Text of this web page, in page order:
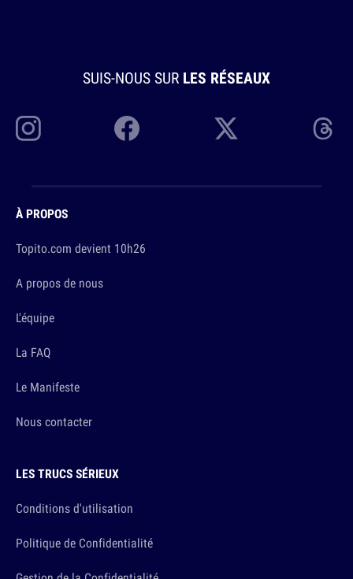
SUIS-NOUS SUR LES RÉSEAUX
À PROPOS
Topito.com devient 10h26
A propos de nous
L'équipe
La FAQ
Le Manifeste
Nous contacter
LES TRUCS SÉRIEUX
Conditions d'utilisation
Politique de Confidentialité